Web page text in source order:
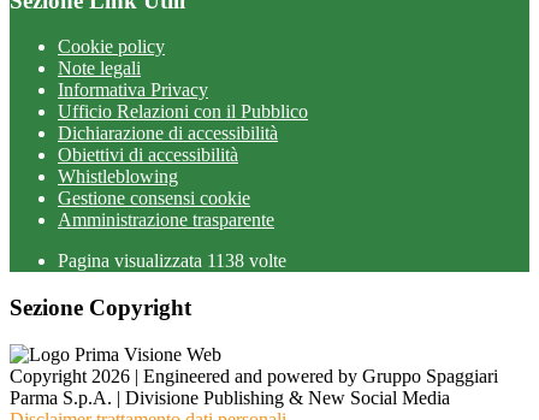
Cookie policy
Note legali
Informativa Privacy
Ufficio Relazioni con il Pubblico
Dichiarazione di accessibilità
Obiettivi di accessibilità
Whistleblowing
Gestione consensi cookie
Amministrazione trasparente
Pagina visualizzata 1138 volte
Sezione Copyright
Copyright 2026 | Engineered and powered by Gruppo Spaggiari
Parma S.p.A. | Divisione Publishing & New Social Media